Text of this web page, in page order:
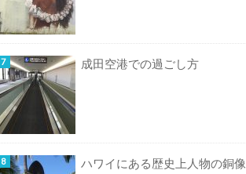
成田空港での過ごし方
ハワイにある歴史上人物の銅像